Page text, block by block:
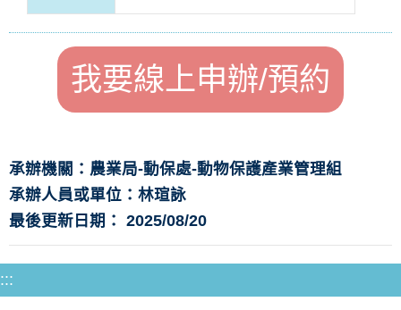
我要線上申辦/預約
承辦機關：農業局-動保處-動物保護產業管理組
承辦人員或單位：林瑄詠
最後更新日期： 2025/08/20
:::